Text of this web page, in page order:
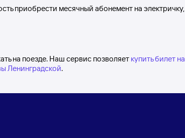
приобрести месячный абонемент на
на поезде. Наш сервис позволяет купить билет
Ленинградской.